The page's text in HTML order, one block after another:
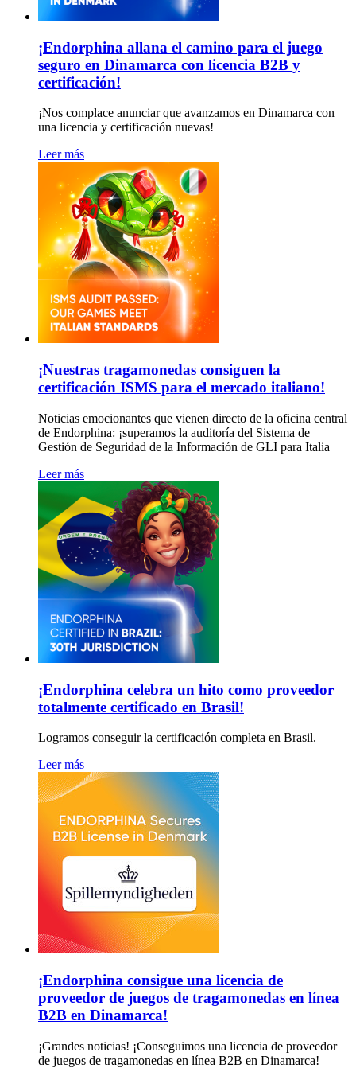
¡Endorphina allana el camino para el juego
seguro en Dinamarca con licencia B2B y
certificación!
¡Nos complace anunciar que avanzamos en Dinamarca con
una licencia y certificación nuevas!
Leer más
¡Nuestras tragamonedas consiguen la
certificación ISMS para el mercado italiano!
Noticias emocionantes que vienen directo de la oficina central
de Endorphina: ¡superamos la auditoría del Sistema de
Gestión de Seguridad de la Información de GLI para Italia
Leer más
¡Endorphina celebra un hito como proveedor
totalmente certificado en Brasil!
Logramos conseguir la certificación completa en Brasil.
Leer más
¡Endorphina consigue una licencia de
proveedor de juegos de tragamonedas en línea
B2B en Dinamarca!
¡Grandes noticias! ¡Conseguimos una licencia de proveedor
de juegos de tragamonedas en línea B2B en Dinamarca!